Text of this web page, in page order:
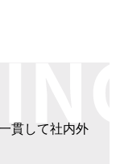
貫して社内外